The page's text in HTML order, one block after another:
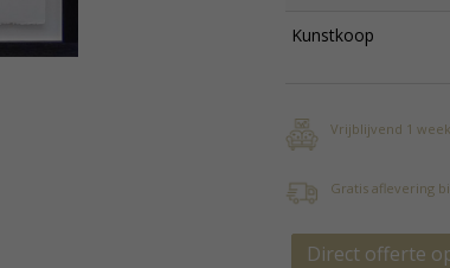
Kunstkoop
Vrijblijvend 1
Gratis aflevering
Direct offerte